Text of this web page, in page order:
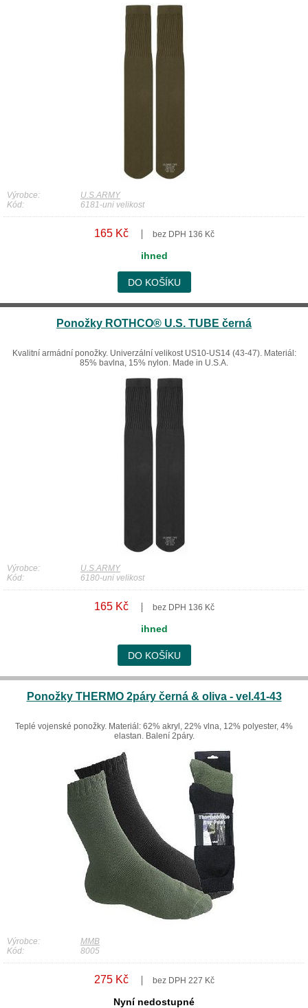
Výrobce:
U.S.ARMY
Kód:
6181-uni velikost
165 Kč bez DPH 136 Kč
ihned
DO KOŠÍKU
Ponožky ROTHCO® U.S. TUBE černá
Kvalitní armádní ponožky. Univerzální velikost US10-US14 (43-47). Materiál:
85% bavlna, 15% nylon. Made in U.S.A.
Výrobce:
U.S.ARMY
Kód:
6180-uni velikost
165 Kč bez DPH 136 Kč
ihned
DO KOŠÍKU
Ponožky THERMO 2páry černá & oliva - vel.41-43
Teplé vojenské ponožky. Materiál: 62% akryl, 22% vlna, 12% polyester, 4%
elastan. Balení 2páry.
Výrobce:
MMB
Kód:
8005
275 Kč bez DPH 227 Kč
Nyní nedostupné